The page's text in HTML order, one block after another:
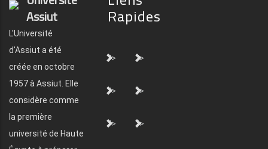
Assiut
L'Université
d'Assiut a été
créée en octobre
1957 à Assiut. Elle
considère comme
la première
université de Haute
Rapides
"> ">
"> ">
"> ">